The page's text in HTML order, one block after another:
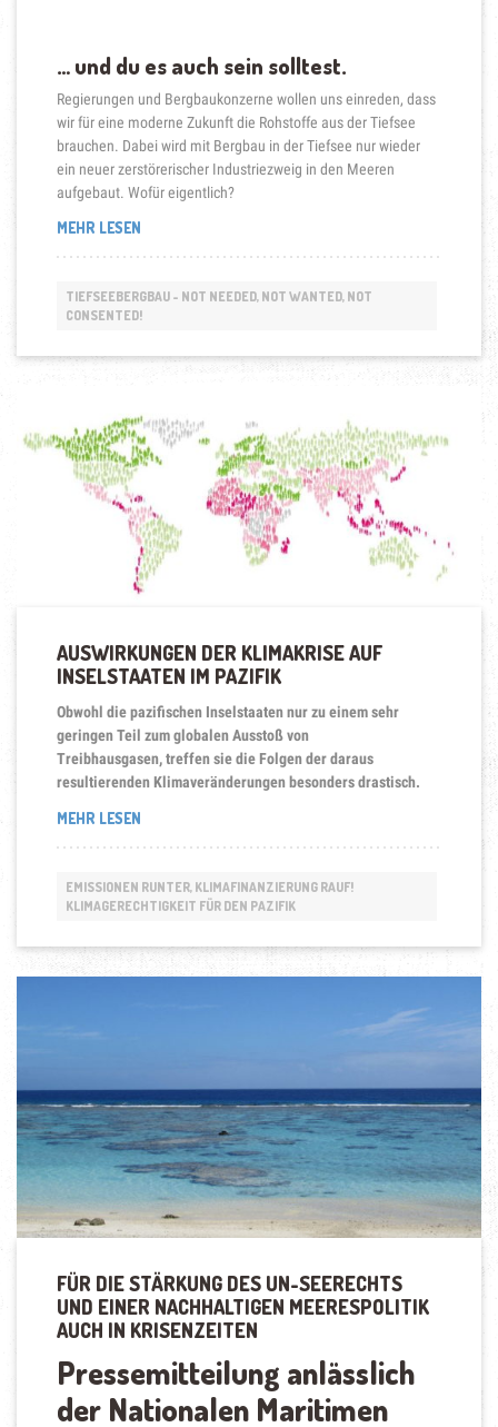
… und du es auch sein solltest.
Regierungen und Bergbaukonzerne wollen uns einreden, dass
wir für eine moderne Zukunft die Rohstoffe aus der Tiefsee
brauchen. Dabei wird mit Bergbau in der Tiefsee nur wieder
ein neuer zerstörerischer Industriezweig in den Meeren
aufgebaut. Wofür eigentlich?
MEHR LESEN„WARUM
TIEFSEEBERGBAU
SIND
TIEFSEEBERGBAU - NOT NEEDED, NOT WANTED, NOT
CONSENTED!
AUSWIRKUNGEN DER KLIMAKRISE AUF
INSELSTAATEN IM PAZIFIK
Obwohl die pazifischen Inselstaaten nur zu einem sehr
geringen Teil zum globalen Ausstoß von
Treibhausgasen, treffen sie die Folgen der daraus
resultierenden Klimaveränderungen besonders drastisch.
MEHR LESEN„AUSWIRKUNGEN
AUF
INSELSTAATEN
PAZIFIK“
EMISSIONEN RUNTER, KLIMAFINANZIERUNG RAUF!
KLIMAGERECHTIGKEIT FÜR DEN PAZIFIK
FÜR DIE STÄRKUNG DES UN-SEERECHTS
UND EINER NACHHALTIGEN MEERESPOLITIK
AUCH IN KRISENZEITEN
Pressemitteilung anlässlich
der Nationalen Maritimen